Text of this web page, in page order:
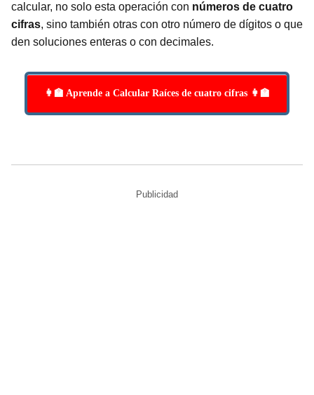
calcular, no solo esta operación con números de cuatro
cifras, sino también otras con otro número de dígitos o que
den soluciones enteras o con decimales.
👩‍🏫 Aprende a Calcular Raíces de cuatro cifras 👩‍🏫
Publicidad